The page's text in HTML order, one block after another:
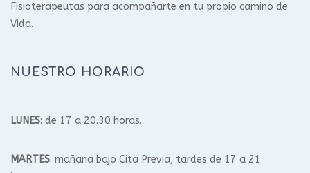
Fisioterapeutas para acompañarte en tu propio camino de
Vida.
NUESTRO HORARIO
LUNES: de 17 a 20.30 horas.
MARTES: mañana bajo Cita Previa, tardes de 17 a 21